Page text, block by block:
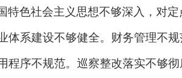
色社会主义思想不够深入，对
体系建设不够健全。财务管理不
序不规范。巡察整改落实不够